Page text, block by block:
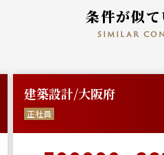
条件が似
similar
建築設計/大阪府
正社員